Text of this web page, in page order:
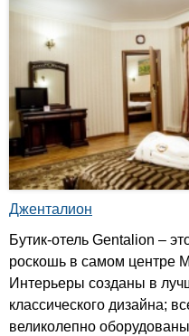
Дженталион
Бутик-отель Gentalion –
роскошь в самом центре
Интерьеры созданы в
классического дизайна;
великолепно